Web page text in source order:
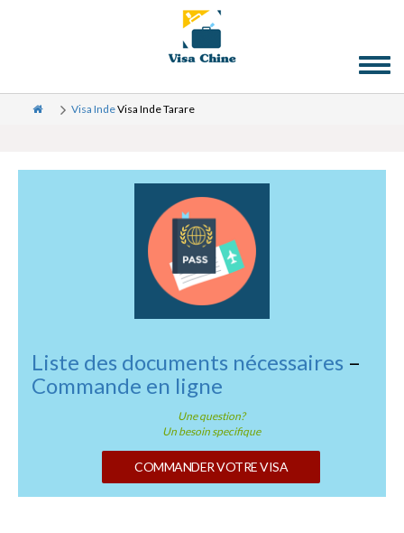
Visa IndeVisa Inde Tarare
Liste des documents nécessaires –
Commande en ligne
Une question?
Un besoin specifique
COMMANDER VOTRE VISA